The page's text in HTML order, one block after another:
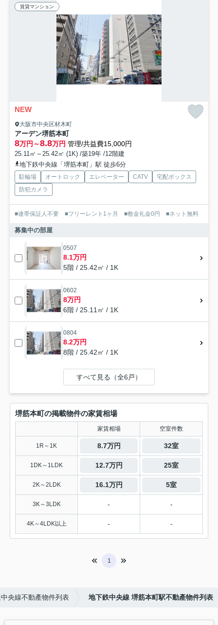
賃貸マンション
NEW
大阪市中央区材木町
アーデン堺筋本町
8万円～8.8万円 管理/共益費15,000円
25.11㎡～25.42㎡ (1K) /築19年 /12階建
地下鉄中央線「堺筋本町」駅 徒歩6分
駐輪場 オートロック エレベーター CATV
宅配ボックス
防犯カメラ
■連帯保証人不要 ■フリーレント1ヶ月 ■敷金礼金0円 ■ネット無料
募集中の部屋
0507
8.1万円
5階 / 25.42㎡ / 1K
0602
8万円
6階 / 25.11㎡ / 1K
0804
8.2万円
8階 / 25.42㎡ / 1K
すべて見る（全6戸）
堺筋本町の掲載物件の家賃相場
家賃相場 空室件数
1R～1K 8.7万円 32室
1DK～1LDK 12.7万円 25室
2K～2LDK 16.1万円 5室
3K～3LDK - -
4K～4LDK以上 - -
1
央線不動產物件列表 地下鉄中央線 堺筋本町駅不動產物件列表